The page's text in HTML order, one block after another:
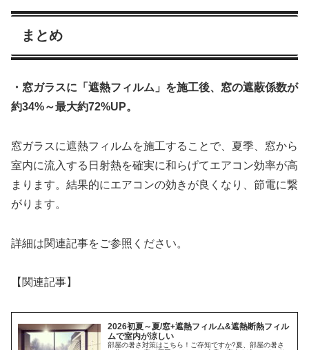
まとめ
・窓ガラスに「遮熱フィルム」を施工後、窓の遮蔽係数が
約34%～最大約72%UP。
窓ガラスに遮熱フィルムを施工することで、夏季、窓から
室内に流入する日射熱を確実に和らげてエアコン効率が高
まります。結果的にエアコンの効きが良くなり、節電に繋
がります。
詳細は関連記事をご参照ください。
【関連記事】
2026初夏～夏/窓+遮熱フィルム&遮熱断熱フィル
ムで室内が涼しい
部屋の暑さ対策はこちら！ご存知ですか?夏、部屋の暑さ